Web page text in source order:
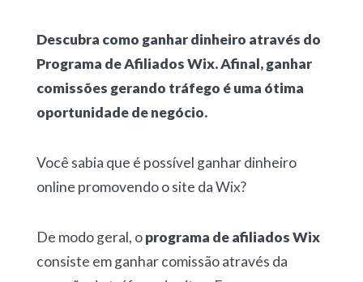
Descubra como ganhar dinheiro através do
Programa de Afiliados Wix. Afinal, ganhar
comissões gerando tráfego é uma ótima
oportunidade de negócio.
Você sabia que é possível ganhar dinheiro
online promovendo o site da Wix?
De modo geral, oprograma de afiliados Wix
consiste em ganhar comissão através da